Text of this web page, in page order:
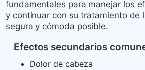
fundamentales para manejar los
y continuar con su tratamiento de
segura y cómoda posible.
Efectos secundarios
Dolor de cabeza